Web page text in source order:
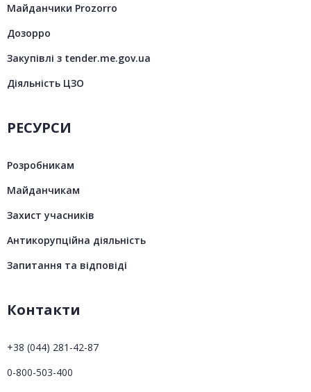
Майданчики Prozorro
Дозорро
Закупівлі з tender.me.gov.ua
Діяльність ЦЗО
РЕСУРСИ
Розробникам
Майданчикам
Захист учасників
Антикорупційна діяльність
Запитання та відповіді
Контакти
+38 (044) 281-42-87
0-800-503-400